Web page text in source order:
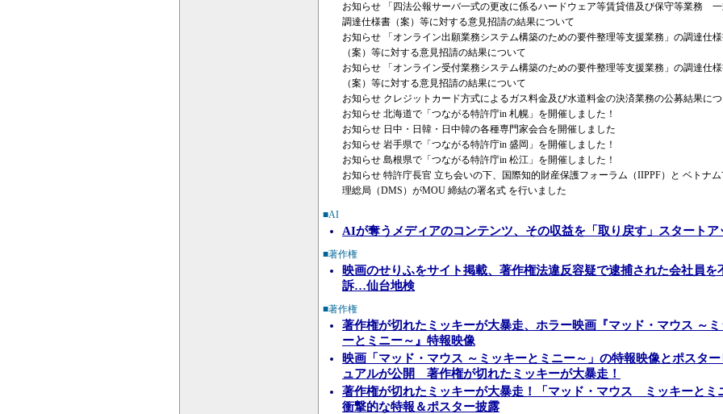
お知らせ 「四法公報サーバ一式の更改に係るハードウェア等賃貸借及び保守等業務
調達仕様書（案）等に対する意見招請の結果について
お知らせ 「オンライン出願業務システム構築のための要件整理等支援業務」の調達仕
（案）等に対する意見招請の結果について
お知らせ 「オンライン受付業務システム構築のための要件整理等支援業務」の調達仕
（案）等に対する意見招請の結果について
お知らせ クレジットカード方式によるガス料金及び水道料金の決済業務の公募結果に
お知らせ 北海道で「つながる特許庁in 札幌」を開催しました！
お知らせ 日中・日韓・日中韓の各種専門家会合を開催しました
お知らせ 岩手県で「つながる特許庁in 盛岡」を開催しました！
お知らせ 島根県で「つながる特許庁in 松江」を開催しました！
お知らせ 特許庁長官 立ち会いの下、国際知的財産保護フォーラム（IIPPF）と ベトナ
理総局（DMS）がMOU 締結の署名式 を行いました
■AI
AIが奪うメディアのコンテンツ、その収益を「取り戻す」スタートア
■著作権
映画のせりふをサイト掲載、著作権法違反容疑で逮捕された会社員を
訴…仙台地検
■著作権
著作権が切れたミッキーが大暴走、ホラー映画『マッド・マウス ～ミ
ーとミニー～』特報映像
映画「マッド・マウス ～ミッキーとミニー～」の特報映像とポスタ
ュアルが公開 著作権が切れたミッキーが大暴走！
著作権が切れたミッキーが大暴走！「マッド・マウス ミッキーとミ
衝撃的な特報＆ポスター披露